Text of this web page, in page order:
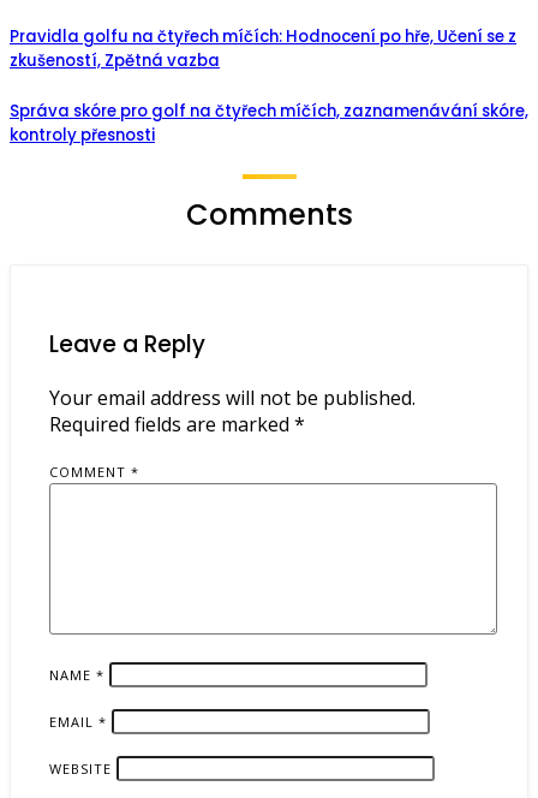
Pravidla golfu na čtyřech míčích: Hodnocení po hře, Učení se z
zkušeností, Zpětná vazba
Správa skóre pro golf na čtyřech míčích, zaznamenávání skóre,
kontroly přesnosti
Comments
Leave a Reply
Your email address will not be published.
Required fields are marked *
COMMENT *
NAME *
EMAIL *
WEBSITE